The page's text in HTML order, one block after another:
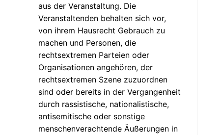
aus der Veranstaltung. Die
Veranstaltenden behalten sich vor,
von ihrem Hausrecht Gebrauch zu
machen und Personen, die
rechtsextremen Parteien oder
Organisationen angehören, der
rechtsextremen Szene zuzuordnen
sind oder bereits in der Vergangenheit
durch rassistische, nationalistische,
antisemitische oder sonstige
menschenverachtende Äußerungen in